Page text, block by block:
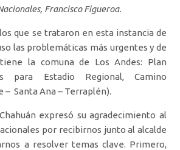
Francisco Figueroa.
que se trataron en esta instancia de
las problemáticas más urgentes y de
la comuna de Los Andes: Plan
para Estadio Regional, Camino
– Santa Ana – Terraplén).
expresó su agradecimiento al
por recibirnos junto al alcalde
a resolver temas clave. Primero,